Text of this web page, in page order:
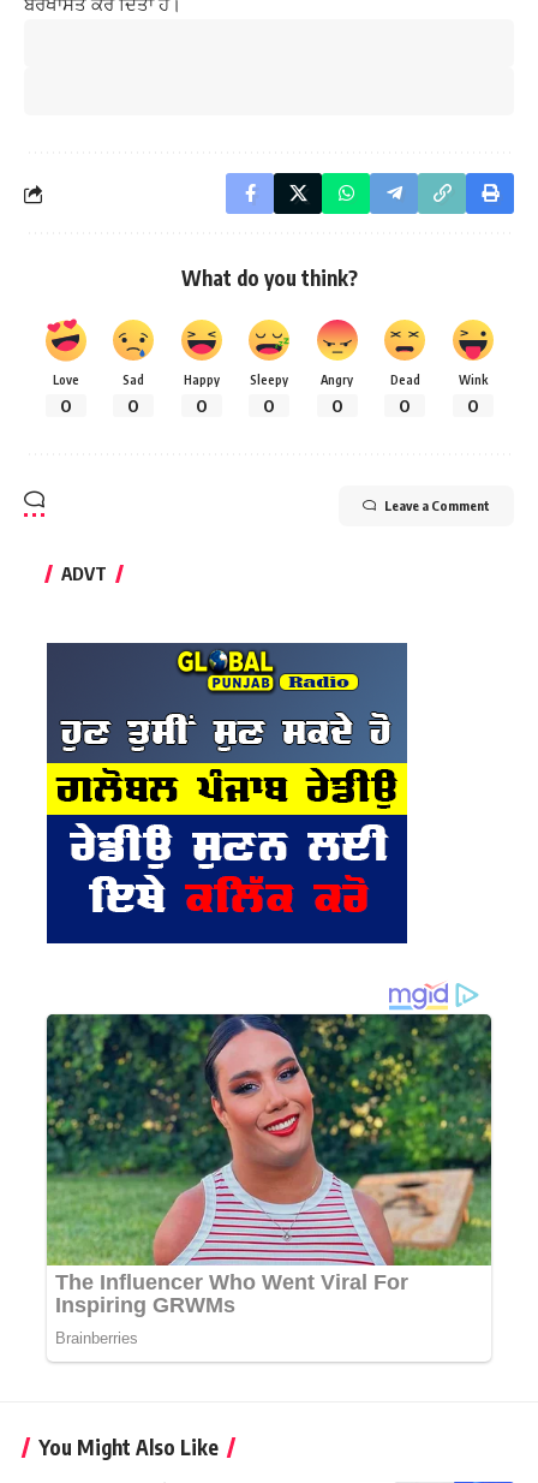
What do you think?
Love
0
Sad
0
Happy
0
Sleepy
0
Angry
0
Dead
0
Wink
0
Leave a Comment
ADVT
You Might Also Like